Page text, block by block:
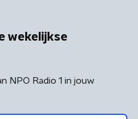
wekelijkse
NPO Radio 1 in jouw